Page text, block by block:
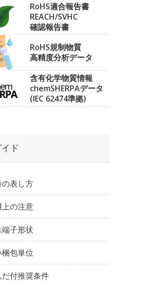
RoHS適合報告書
REACH/SVHC
確認報告書
RoHS規制物質
高精度分析データ
含有化学物質情報
chemSHERPAデータ
(IEC 62474準拠)
ド
表し方
の注意
子形状
包単位
だ付推奨条件